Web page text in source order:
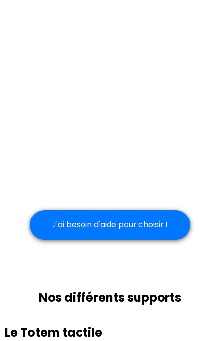
J'ai besoin d'aide pour choisir !
Nos différents supports
Le Totem tactile